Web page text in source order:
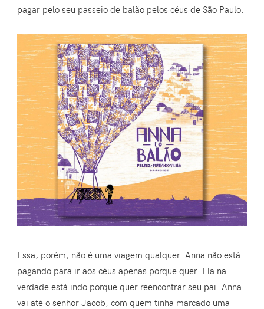
pagar pelo seu passeio de balão pelos céus de São Paulo.
Essa, porém, não é uma viagem qualquer. Anna não está
pagando para ir aos céus apenas porque quer. Ela na
verdade está indo porque quer reencontrar seu pai. Anna
vai até o senhor Jacob, com quem tinha marcado uma